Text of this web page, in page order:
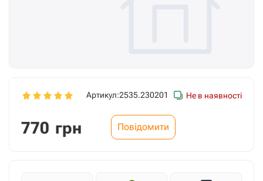
Артикул:2535.230201 Не в наявності
770 грн Повідомити